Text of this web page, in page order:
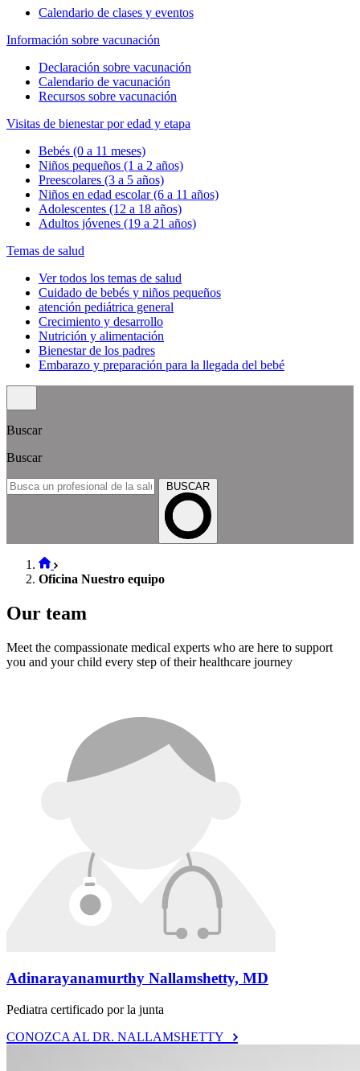
Calendario de clases y eventos
Información sobre vacunación
Declaración sobre vacunación
Calendario de vacunación
Recursos sobre vacunación
Visitas de bienestar por edad y etapa
Bebés (0 a 11 meses)
Niños pequeños (1 a 2 años)
Preescolares (3 a 5 años)
Niños en edad escolar (6 a 11 años)
Adolescentes (12 a 18 años)
Adultos jóvenes (19 a 21 años)
Temas de salud
Ver todos los temas de salud
Cuidado de bebés y niños pequeños
atención pediátrica general
Crecimiento y desarrollo
Nutrición y alimentación
Bienestar de los padres
Embarazo y preparación para la llegada del bebé
Buscar
Buscar
BUSCAR
Oficina Nuestro equipo
Our team
Meet the compassionate medical experts who are here to support
you and your child every step of their healthcare journey
Adinarayanamurthy Nallamshetty, MD
Pediatra certificado por la junta
CONOZCA AL DR. NALLAMSHETTY